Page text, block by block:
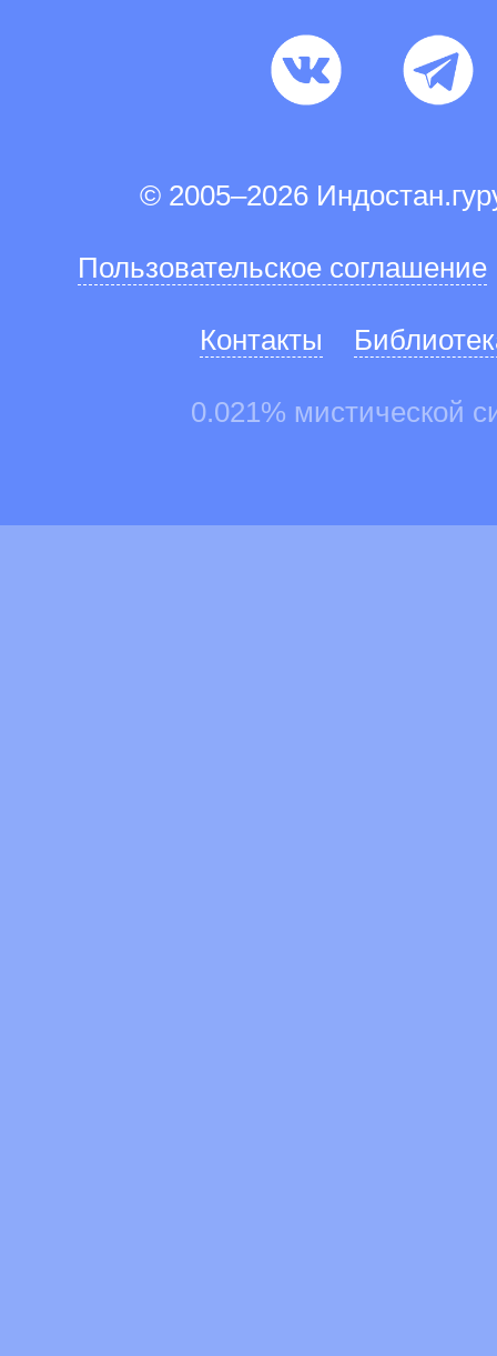
© 2005–2026
Пользовательское соглашение
Контакты
0.021% мистической